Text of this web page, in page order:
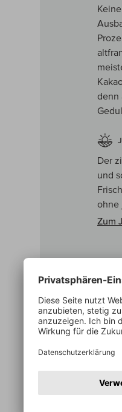
denn
Der
und
ohne
Zum
The